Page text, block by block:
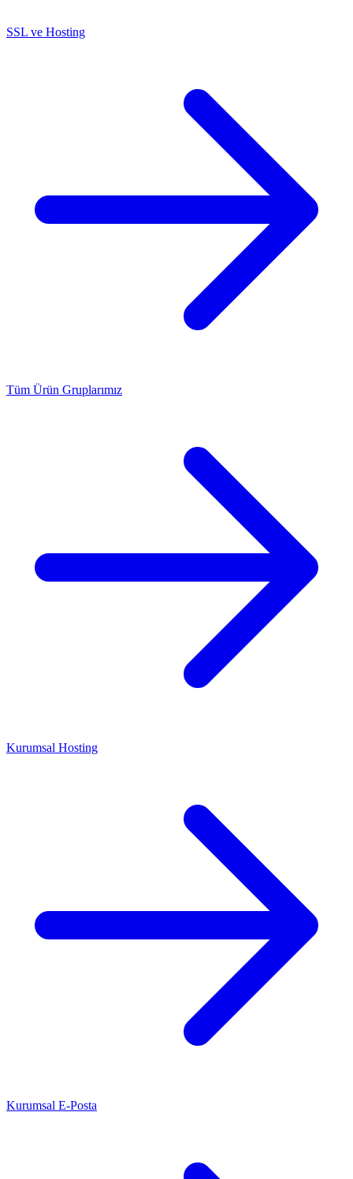
SSL ve Hosting
Tüm Ürün Gruplarımız
Kurumsal Hosting
Kurumsal E-Posta